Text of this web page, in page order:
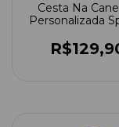
Cesta Na
Personalizada